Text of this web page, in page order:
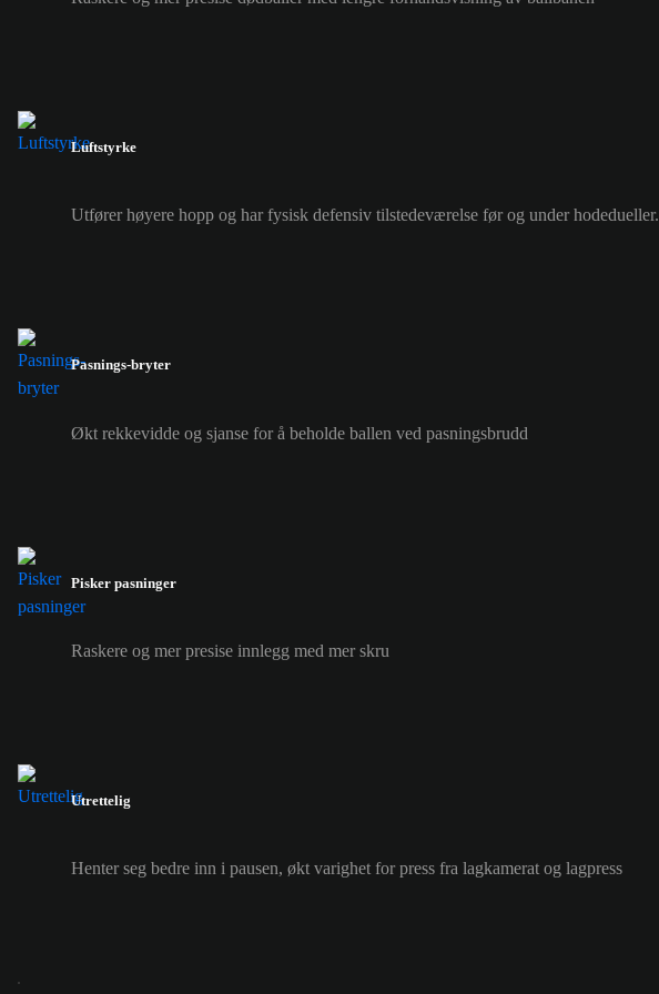
Luftstyrke
Utfører høyere hopp og har fysisk defensiv tilstedeværelse før og under hodedueller.
Pasnings-bryter
Økt rekkevidde og sjanse for å beholde ballen ved pasningsbrudd
Pisker pasninger
Raskere og mer presise innlegg med mer skru
Utrettelig
Henter seg bedre inn i pausen, økt varighet for press fra lagkamerat og lagpress